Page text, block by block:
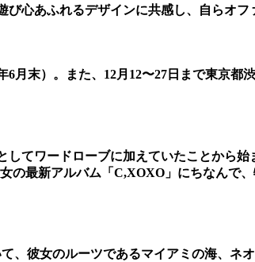
心あふれるデザインに共感し、自らオフ
末）。また、12月12〜27日まで東京都
てワードローブに加えていたことから
の最新アルバム「C,XOXO」にちなんで
、彼女のルーツであるマイアミの海、ネ